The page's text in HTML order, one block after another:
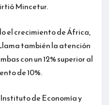
Mincetur.
el crecimiento de África,
también la atención
con un 12% superior al
de 10%.
de Economía y